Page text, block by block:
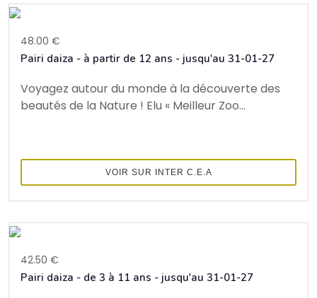
48.00 €
Pairi daiza - à partir de 12 ans - jusqu'au 31-01-27
Voyagez autour du monde à la découverte des
beautés de la Nature ! Elu « Meilleur Zoo...
VOIR SUR INTER C.E.A
42.50 €
Pairi daiza - de 3 à 11 ans - jusqu'au 31-01-27